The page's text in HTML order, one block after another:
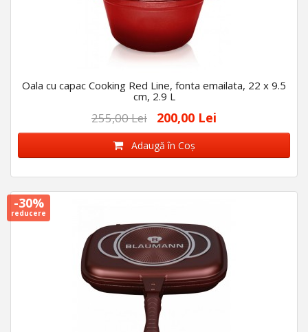
Oala cu capac Cooking Red Line, fonta emailata, 22 x 9.5
cm, 2.9 L
255,00 Lei 200,00 Lei
Adaugă în Coş
-30%
reducere